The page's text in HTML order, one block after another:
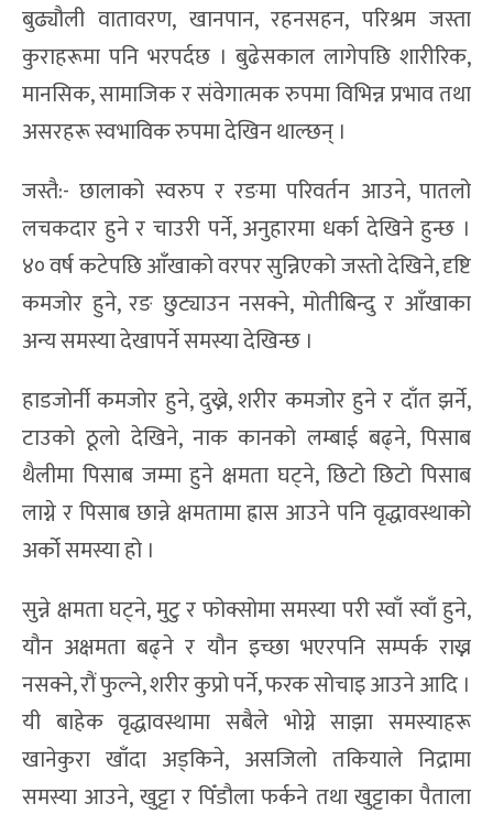
बुढ्यौली वातावरण, खानपान, रहनसहन, परिश्रम जस्ता
कुराहरूमा पनि भरपर्दछ । बुढेसकाल लागेपछि शारीरिक,
मानसिक, सामाजिक र संवेगात्मक रुपमा विभिन्न प्रभाव तथा
असरहरू स्वभाविक रुपमा देखिन थाल्छन् ।
जस्तै:- छालाको स्वरुप र रङमा परिवर्तन आउने, पातलो
लचकदार हुने र चाउरी पर्ने, अनुहारमा धर्का देखिने हुन्छ ।
४० वर्ष कटेपछि आँखाको वरपर सुन्निएको जस्तो देखिने, दृष्टि
कमजोर हुने, रङ छुट्याउन नसक्ने, मोतीबिन्दु र आँखाका
अन्य समस्या देखापर्ने समस्या देखिन्छ ।
हाडजोर्नी कमजोर हुने, दुख्ने, शरीर कमजोर हुने र दाँत झर्ने,
टाउको ठूलो देखिने, नाक कानको लम्बाई बढ्ने, पिसाब
थैलीमा पिसाब जम्मा हुने क्षमता घट्ने, छिटो छिटो पिसाब
लाग्ने र पिसाब छान्ने क्षमतामा ह्रास आउने पनि वृद्धावस्थाको
अर्को समस्या हो ।
सुन्ने क्षमता घट्ने, मुटु र फोक्सोमा समस्या परी स्वाँ स्वाँ हुने,
यौन अक्षमता बढ्ने र यौन इच्छा भएरपनि सम्पर्क राख्न
नसक्ने, रौं फुल्ने, शरीर कुप्रो पर्ने, फरक सोचाइ आउने आदि ।
यी बाहेक वृद्धावस्थामा सबैले भोग्ने साझा समस्याहरू
खानेकुरा खाँदा अड्किने, असजिलो तकियाले निद्रामा
समस्या आउने, खुट्टा र पिँडौला फर्कने तथा खुट्टाका पैताला